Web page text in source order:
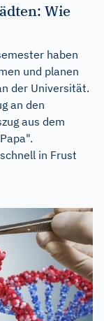
Wie
haben
und planen
der Universität.
an den
aus dem
in Frust